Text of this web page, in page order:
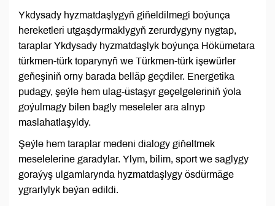
Ykdysady hyzmatdaşlygyň giňeldilmegi boýunça
hereketleri utgaşdyrmaklygyň zerurdygyny nygtap,
taraplar Ykdysady hyzmatdaşlyk boýunça Hökümetara
türkmen-türk toparynyň we Türkmen-türk işewürler
geňeşiniň orny barada belläp geçdiler. Energetika
pudagy, şeýle hem ulag-üstaşyr geçelgeleriniň ýola
goýulmagy bilen bagly meseleler ara alnyp
maslahatlaşyldy.
Şeýle hem taraplar medeni dialogy giňeltmek
meselelerine garadylar. Ylym, bilim, sport we saglygy
goraýyş ulgamlarynda hyzmatdaşlygy ösdürmäge
ygrarlylyk beýan edildi.